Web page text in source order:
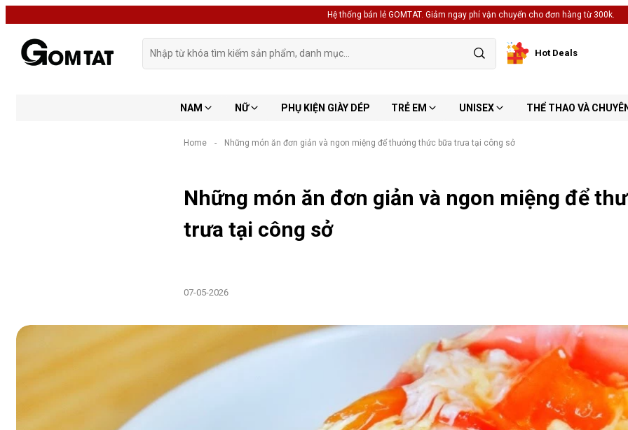
Hệ thống bán lẻ GOMTAT. Giảm ngay phí vận chuyển cho đơn hàng từ 300k.
Hot Deals
NAM NỮ PHỤ KIỆN GIÀY DÉP TRẺ EM UNISEX THỂ THAO VÀ
Home - Những món ăn đơn giản và ngon miệng để thưởng thức bữa trưa tại công sở
Những món ăn đơn giản và ngon miệng để
trưa tại công sở
07-05-2026